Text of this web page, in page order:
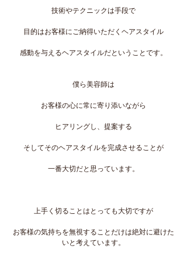
技術やテクニックは手段で
目的はお客様にご納得いただくヘアスタイル
感動を与えるヘアスタイルだということです。
僕ら美容師は
お客様の心に常に寄り添いながら
ヒアリングし、提案する
そしてそのヘアスタイルを完成させることが
一番大切だと思っています。
上手く切ることはとっても大切ですが
お客様の気持ちを無視することだけは絶対に避けた
いと考えています。